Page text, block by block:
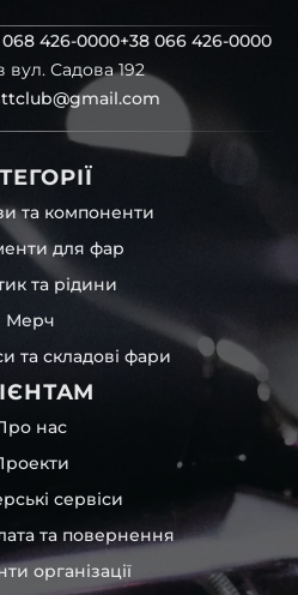
068 426-0000+38 066 426-0000
вул. Садова 192
та компоненти
для фар
та рідини
Мерч
та складові фари
нас
сервіси
та повернення
організації